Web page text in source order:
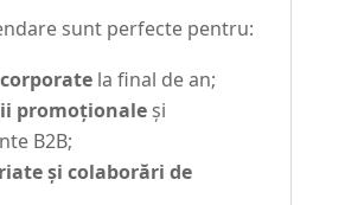
sunt perfecte pentru:
la final de an;
promoționaleși
B2B;
și colaborări de